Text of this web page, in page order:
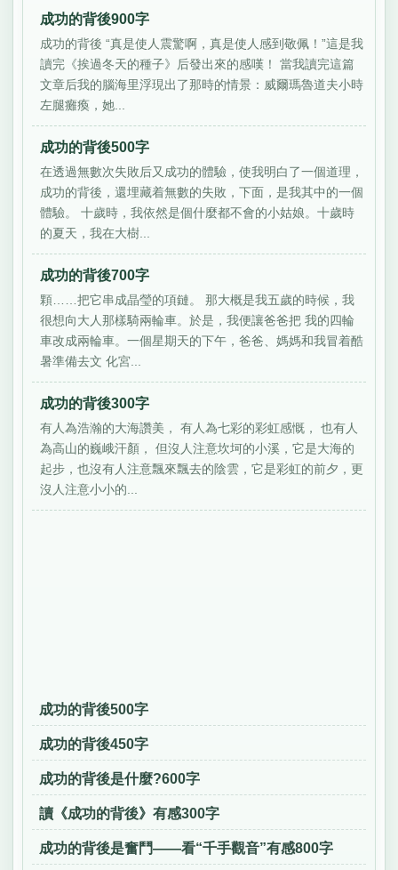
成功的背後900字
成功的背後 “真是使人震驚啊，真是使人感到敬佩！”這是我
讀完《挨過冬天的種子》后發出來的感嘆！ 當我讀完這篇
文章后我的腦海里浮現出了那時的情景：威爾瑪魯道夫小時
左腿癱瘓，她...
成功的背後500字
在透過無數次失敗后又成功的體驗，使我明白了一個道理，
成功的背後，還埋藏着無數的失敗，下面，是我其中的一個
體驗。 十歲時，我依然是個什麼都不會的小姑娘。十歲時
的夏天，我在大樹...
成功的背後700字
顆……把它串成晶瑩的項鏈。 那大概是我五歲的時候，我
很想向大人那樣騎兩輪車。於是，我便讓爸爸把 我的四輪
車改成兩輪車。一個星期天的下午，爸爸、媽媽和我冒着酷
暑準備去文 化宮...
成功的背後300字
有人為浩瀚的大海讚美， 有人為七彩的彩虹感慨， 也有人
為高山的巍峨汗顏， 但沒人注意坎坷的小溪，它是大海的
起步，也沒有人注意飄來飄去的陰雲，它是彩虹的前夕，更
沒人注意小小的...
成功的背後500字
成功的背後450字
成功的背後是什麼?600字
讀《成功的背後》有感300字
成功的背後是奮鬥——看“千手觀音”有感800字